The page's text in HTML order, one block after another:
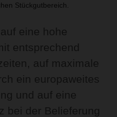
Stückgutbereich.
eine hohe
entsprechend
auf maximale
ein europaweites
und auf eine
bei der Belieferung